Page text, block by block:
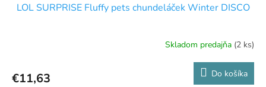
LOL SURPRISE Fluffy pets chundeláček Winter DISCO
Skladom predajňa (2 ks)
€11,63 Do košíka